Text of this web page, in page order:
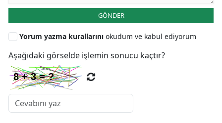
GÖNDER
Yorum yazma kurallarını okudum ve kabul ediyorum
Aşağıdaki görselde işlemin sonucu kaçtır?